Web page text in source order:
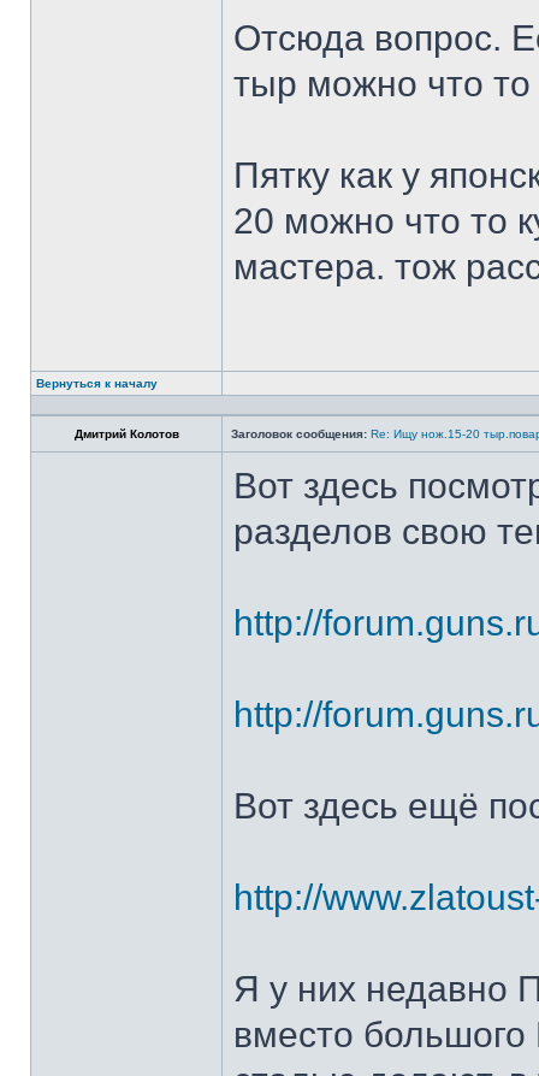
Отсюда вопрос.
тыр можно что
Пятку как у
20 можно что то
мастера. тож
Вернуться к началу
Дмитрий Колотов Заголовок сообщения: Re: Ищу нож.15-20
Вот здесь
разделов свою
http://
http://
Вот здесь ещё
http://
Я у них недавно
вместо